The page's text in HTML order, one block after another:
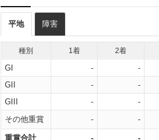
平地 障害
種別 1着 2着
GI - -
GII
- -
GIII
- -
その他重賞
- -
重賞合計 - -